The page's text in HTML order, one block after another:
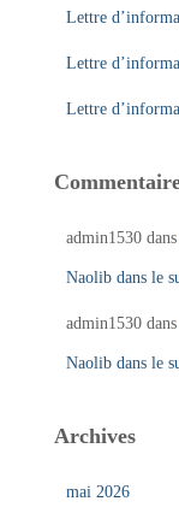
Lettre
Lettre
Lettre
admin1530 dans
Naolib dans le
admin1530 dans
Naolib dans le
Archives
mai 2026